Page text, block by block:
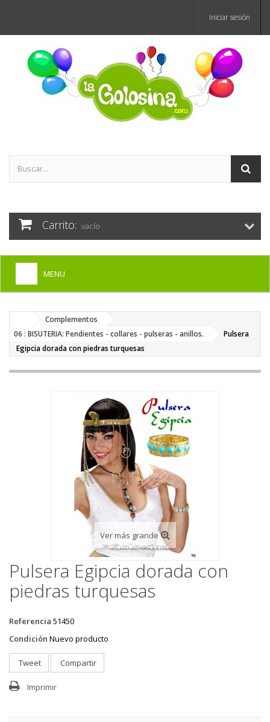
Iniciar sesión
Carrito: vacío
MENU
DISFRACES PARA ADULTOS
+
DISFRACES INFANTILES
+
COMPLEMENTOS
PELUCAS, GORROS, CARETAS
Complementos
06 : BISUTERIA: Pendientes - collares - pulseras - anillos.
Pulsera
Egipcia dorada con piedras turquesas
Ver más grande
Pulsera Egipcia dorada con
piedras turquesas
Referencia 51450
Condición Nuevo producto
Tweet Compartir
Imprimir